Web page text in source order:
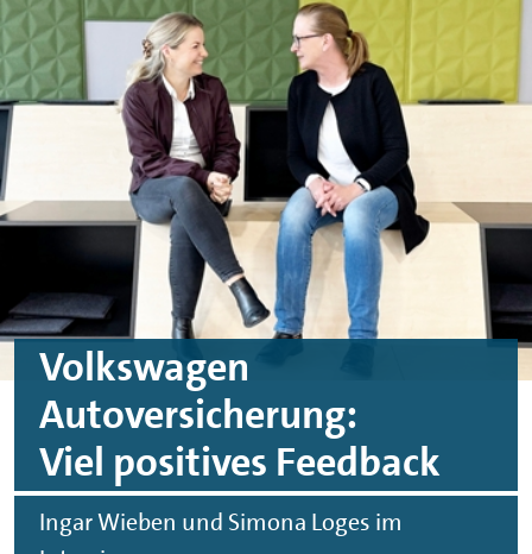
Skip to main content
Skip to footer
Volkswagen
Autoversicherung:
Viel positives Feedback
Ingar Wieben und Simona Loges im